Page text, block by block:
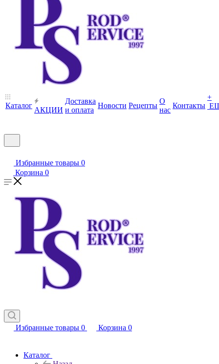
Каталог
АКЦИИ
Доставка
и оплата
Новости Рецепты
О
нас
Контакты
+
Избранные товары 0
Корзина 0
Избранные товары 0 Корзина 0
Каталог